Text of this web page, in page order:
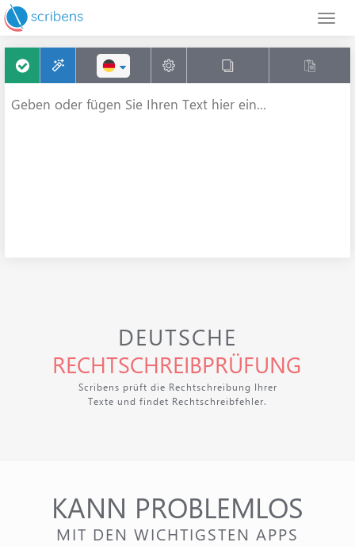
DEUTSCHE
RECHTSCHREIBPRÜFUNG
Scribens prüft die Rechtschreibung Ihrer
Texte und findet Rechtschreibfehler.
KANN PROBLEMLOS
MIT DEN WICHTIGSTEN APPS